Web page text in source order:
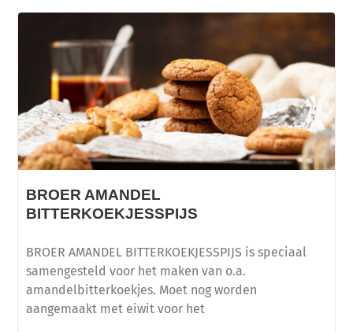
BROER AMANDEL
BITTERKOEKJESSPIJS
BROER AMANDEL BITTERKOEKJESSPIJS is speciaal
samengesteld voor het maken van o.a.
amandelbitterkoekjes. Moet nog worden
aangemaakt met eiwit voor het